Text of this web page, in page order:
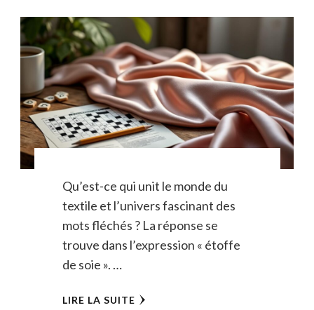
Qu’est-ce qui unit le monde du
textile et l’univers fascinant des
mots fléchés ? La réponse se
trouve dans l’expression « étoffe
de soie ». …
LIRE LA SUITE